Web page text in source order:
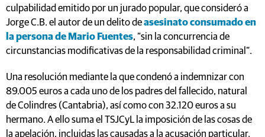
culpabilidad emitido por un jurado popular, que consideró a
Jorge C.B. el autor de un delito deasesinato consumado en
la persona de Mario Fuentes, “sin la concurrencia de
circunstancias modificativas de la responsabilidad criminal”.
Una resolución mediante la que condenó a indemnizar con
89.005 euros a cada uno de los padres del fallecido, natural
de Colindres (Cantabria), así como con 32.120 euros a su
hermano. A ello suma el TSJCyL la imposición de las cosas de
la apelación, incluidas las causadas a la acusación particular.